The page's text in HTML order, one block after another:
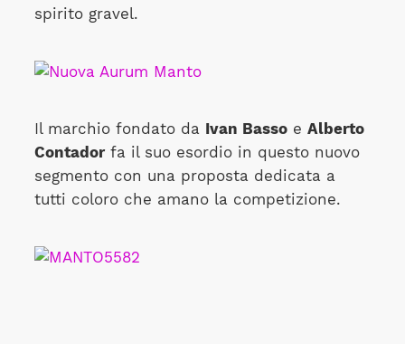
spirito gravel.
Il marchio fondato da Ivan Bassoe Alberto
Contadorfa il suo esordio in questo nuovo
segmento con una proposta dedicata a
tutti coloro che amano la competizione.